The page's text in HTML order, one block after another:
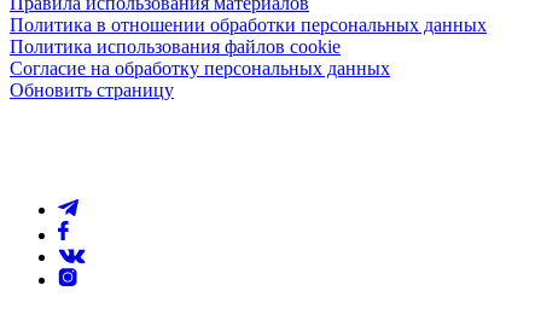
Политика в отношении обработки персональных данных
Политика использования файлов cookie
Согласие на обработку персональных данных
Обновить страницу